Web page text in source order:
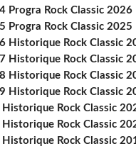
Progra Rock Classic 2026
Progra Rock Classic 2025
Historique Rock Classic
Historique Rock Classic
Historique Rock Classic
Historique Rock Classic
Rock Classic
Rock Classic
Rock Classic